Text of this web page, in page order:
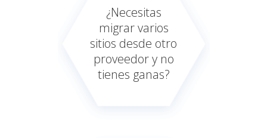
¿Necesitas
migrar varios
sitios desde otro
proveedor y no
tienes ganas?